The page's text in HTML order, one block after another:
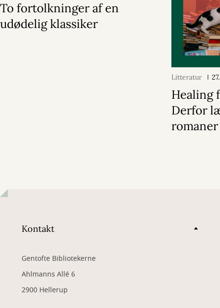
To fortolkninger af en
udødelig klassiker
Litteratur
Healing
Derfor
Kontakt
Gentofte Bibliotekerne
Ahlmanns Allé 6
2900 Hellerup